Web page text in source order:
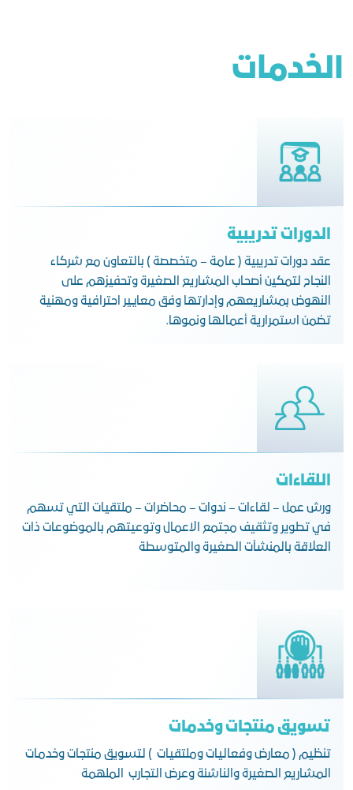
الخدمات
الدورات تدريبية
عقد دورات تدريبية ( عامة – متخصصة ) بالتعاون مع شركاء
النجاح لتمكين أصحاب المشاريع الصغيرة وتحفيزهم على
النهوض بمشاريعهم وإدارتها وفق معايير احترافية ومهنية
تضمن استمرارية أعمالها ونموها.
اللقاءات
ورش عمل – لقاءات – ندوات – محاضرات – ملتقيات التي تسهم
في تطوير وتثقيف مجتمع الاعمال وتوعيتهم بالموضوعات ذات
العلاقة بالمنشآت الصغيرة والمتوسطة
تسويق منتجات وخدمات
تنظيم ( معارض وفعاليات وملتقيات ) لتسويق منتجات وخدمات
المشاريع الصغيرة والناشئة وعرض التجارب الملهمة